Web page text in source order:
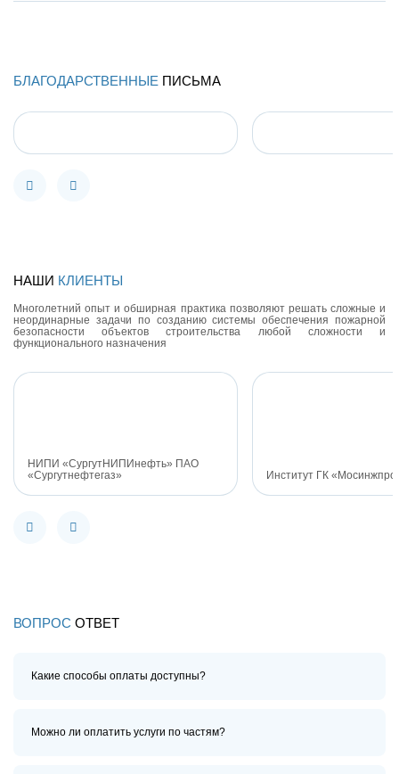
БЛАГОДАРСТВЕННЫЕ ПИСЬМА
ПОЛИТИКА КАЧЕСТВА,
Регулярное повышение профессионального уровня
НАШИ КЛИЕНТЫ
Многолетний опыт и обширная практика позволяют решать сложные и
неординарные задачи по созданию системы обеспечения пожарной
безопасности объектов строительства любой сложности и
функционального назначения
НИПИ «СургутНИПИнефть» ПАО
«Сургутнефтегаз»
Институт ГК
ВОПРОС ОТВЕТ
Какие способы оплаты доступны?
Можно ли оплатить услуги по частям?